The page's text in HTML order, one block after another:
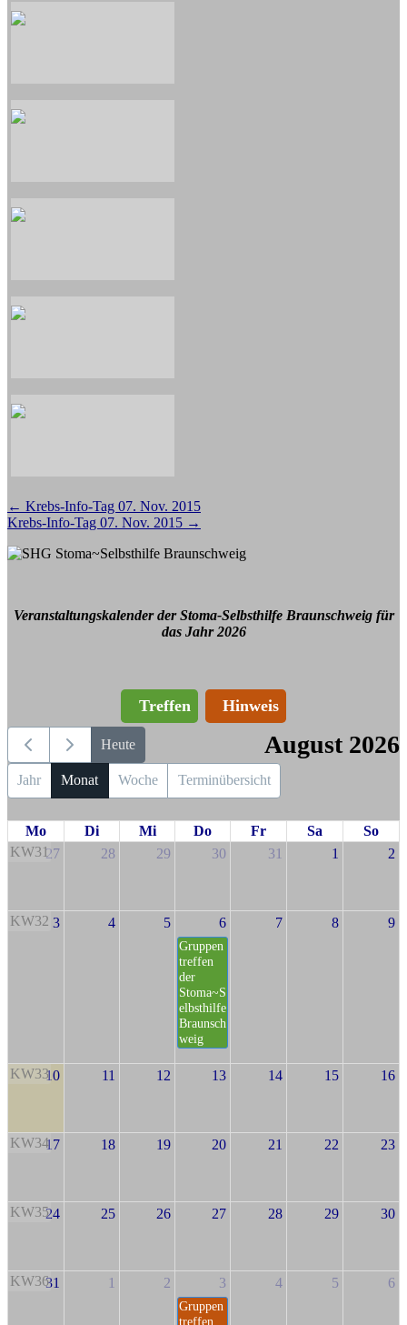
Beitragsnavigation
← Krebs-Info-Tag 07. Nov. 2015
Krebs-Info-Tag 07. Nov. 2015 →
Veranstaltungskalender der Stoma-Selbsthilfe Braunschweig für
das Jahr 2026
Treffen Hinweis
Heute August 2026
Jahr Monat Woche Terminübersicht
Mo Di Mi Do Fr Sa
So
KW3127 28 29 30 31 1 2
KW32 3 4 5 6
Gruppen
treffen
der
Stoma~S
elbsthilfe
Braunsch
weig
7 8 9
KW3310 11 12 13 14 15 16
KW3417 18 19 20 21 22 23
KW3524 25 26 27 28 29 30
KW3631 1 2 3
Gruppen
treffen
4 5 6